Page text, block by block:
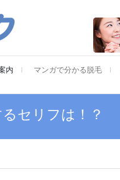
内 マンガで分かる脱毛
セリフは！？